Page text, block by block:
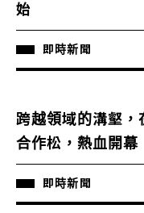
始
即時新聞
跨越領域的溝壑
合作松，熱血開幕
即時新聞